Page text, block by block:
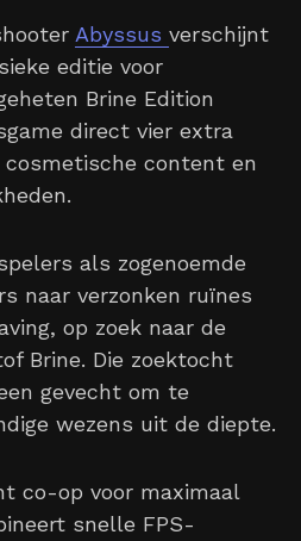
Abyssus verschijnt
editie voor
Brine Edition
direct vier extra
content en
als zogenoemde
naar verzonken ruïnes
op zoek naar de
Brine. Die zoektocht
gevecht om te
wezens uit de diepte.
co-op voor maximaal
snelle FPS-